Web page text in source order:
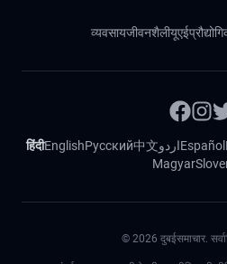
व्यवसायजीवनशैलीयूएई
हिंदीEnglishРусский中文اردوEspañol
Magyar
© 2026 दुबईसमाचार.